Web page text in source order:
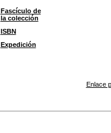
Fascículo de
la colección
ISBN
Expedición
Enlace